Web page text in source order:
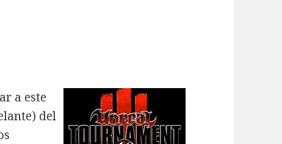
a este
del